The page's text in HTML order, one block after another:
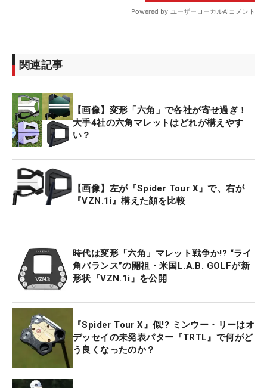
関連記事
【画像】変形「六角」で各社が寄せ過ぎ！
大手4社の六角マレットはどれが構えやす
い？
【画像】左が『Spider Tour X』で、右が
『VZN.1i』構えた顔を比較
時代は変形「六角」マレット戦争か!? “ライ
角バランス”の開祖・米国L.A.B. GOLFが新
形状『VZN.1i』を公開
『Spider Tour X』似!? ミンウー・リーはオ
デッセイの未発表パター『TRTL』で何がど
う良くなったのか？